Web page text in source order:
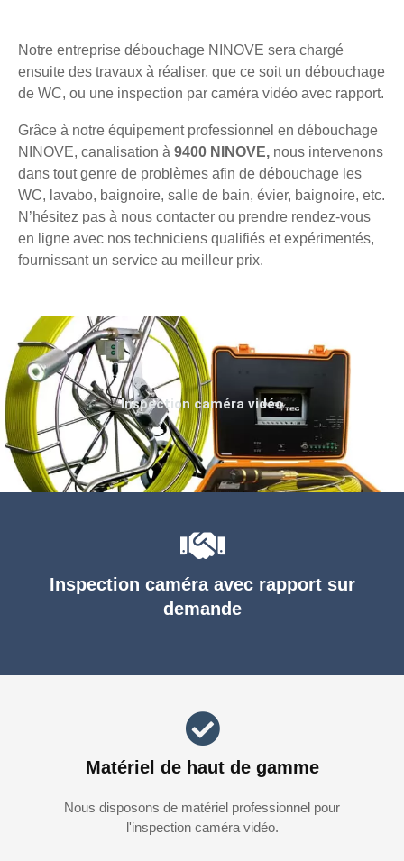
Notre entreprise débouchage NINOVE sera chargé
ensuite des travaux à réaliser, que ce soit un débouchage
de WC, ou une inspection par caméra vidéo avec rapport.
Grâce à notre équipement professionnel en débouchage
NINOVE, canalisation à 9400 NINOVE, nous intervenons
dans tout genre de problèmes afin de débouchage les
WC, lavabo, baignoire, salle de bain, évier, baignoire, etc.
N’hésitez pas à nous contacter ou prendre rendez-vous
en ligne avec nos techniciens qualifiés et expérimentés,
fournissant un service au meilleur prix.
Inspection caméra avec rapport sur
demande
Matériel de haut de gamme
Nous disposons de matériel professionnel pour
l'inspection caméra vidéo.
Inspection caméra vidéo